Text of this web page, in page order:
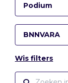
Podium
BNNVARA
Wis filters